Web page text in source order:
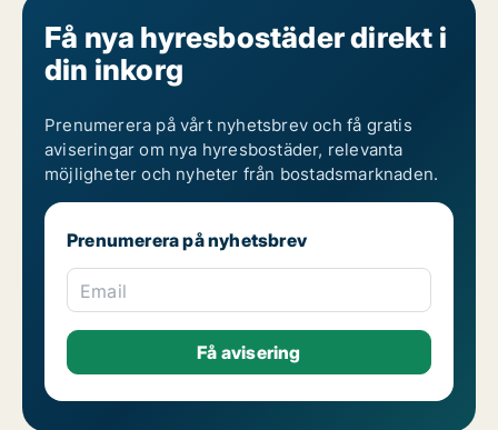
Få nya hyresbostäder direkt i
din inkorg
Prenumerera på vårt nyhetsbrev och få gratis
aviseringar om nya hyresbostäder, relevanta
möjligheter och nyheter från bostadsmarknaden.
Prenumerera på nyhetsbrev
Email